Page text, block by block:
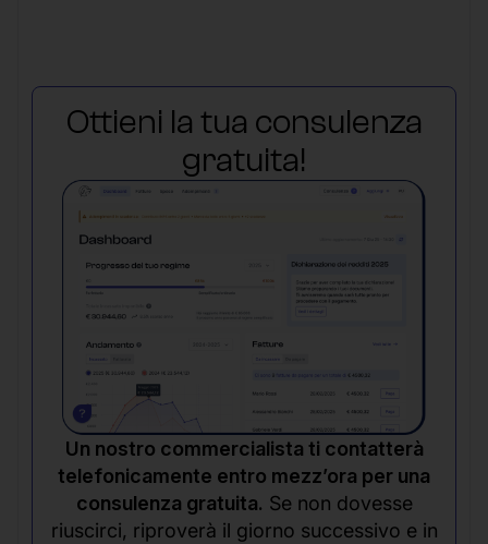
Ottieni la tua consulenza
gratuita!
Un nostro commercialista ti contatterà
telefonicamente entro mezz’ora per una
consulenza gratuita. Se non dovesse
riuscirci, riproverà il giorno successivo e in